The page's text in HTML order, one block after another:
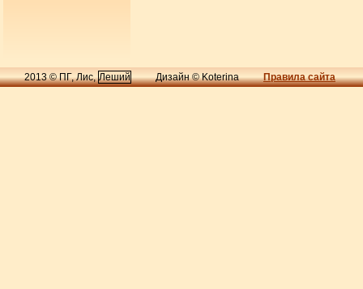
2013 © ПГ, Лис,Леший Дизайн © Koterina Правила сайта